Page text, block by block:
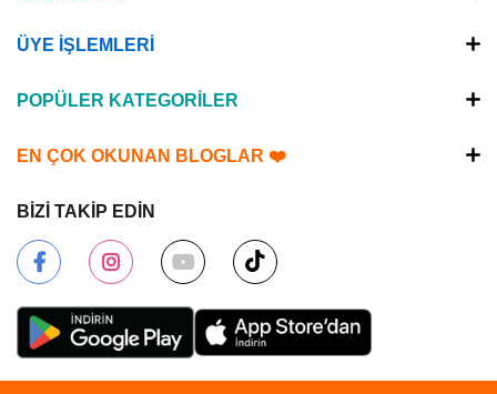
ÜYE İŞLEMLERİ
POPÜLER KATEGORİLER
EN ÇOK OKUNAN BLOGLAR ❤️
BİZİ TAKİP EDİN